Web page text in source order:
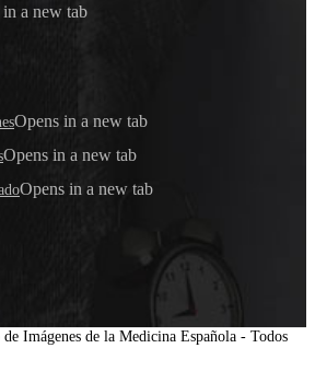
in a new tab
Opens in a new tab
Opens in a new tab
Opens in a new tab
Imágenes de la Medicina Española - Todos